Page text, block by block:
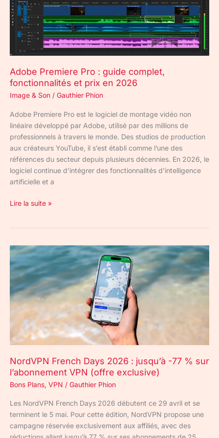
Adobe Premiere Pro : guide complet,
fonctionnalités et prix en 2026
Image & Son / Gauthier Phion
Adobe Premiere Pro est le logiciel de montage vidéo non
linéaire développé par Adobe, utilisé par des millions de
professionnels à travers le monde. Des studios de production
aux créateurs YouTube, il s’est établi comme l’une des
références du secteur depuis plusieurs décennies. En 2026, le
logiciel continue d’intégrer des fonctionnalités d’intelligence
artificielle et a
et
prix
Lire la suite »
NordVPN French Days 2026 : jusqu’à -77 % sur
l’abonnement VPN (offre exclusive)
Bons Plans, VPN / Gauthier Phion
Les NordVPN French Days 2026 débutent ce 29 avril et se
terminent le 5 mai. Pour cette édition, NordVPN propose une
campagne réservée exclusivement aux affiliés, avec des
NordVPN
French
Days
2026
:
jusqu’à
-77
%
sur
VPN
(offre
exclusive)